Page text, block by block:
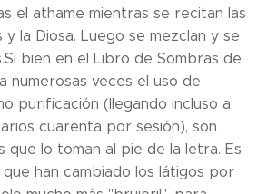
el athame mientras se recitan las
la Diosa. Luego se mezclan y se
bien en el Libro de Sombras de
numerosas veces el uso de
purificación (llegando incluso a
cuarenta por sesión), son
que lo toman al pie de la letra. Es
que han cambiado los látigos por